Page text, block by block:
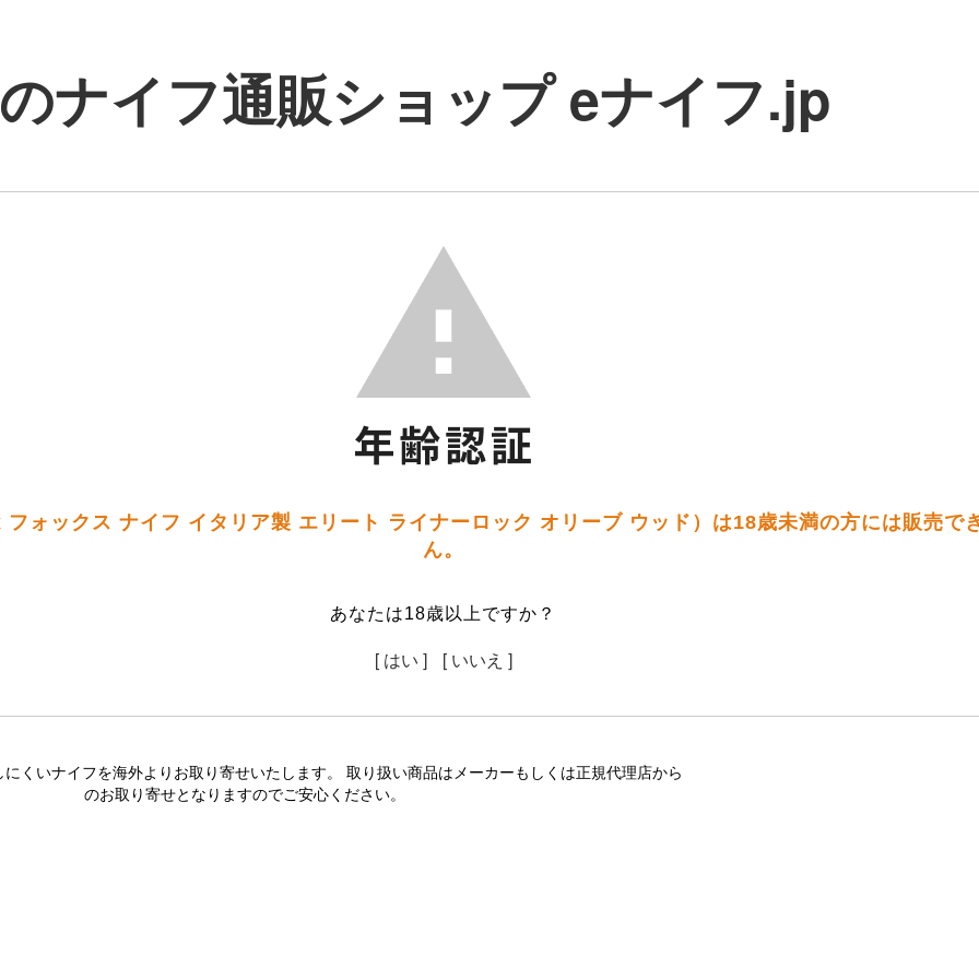
ナイフ通販ショップ eナイフ.jp
ォックス ナイフ イタリア製 エリート ライナーロック オリーブ ウッド）は18歳未満の方には販売で
ん。
あなたは18歳以上ですか？
[ はい ] [ いいえ ]
くいナイフを海外よりお取り寄せいたします。 取り扱い商品はメーカーもしくは正規代理店から
のお取り寄せとなりますのでご安心ください。